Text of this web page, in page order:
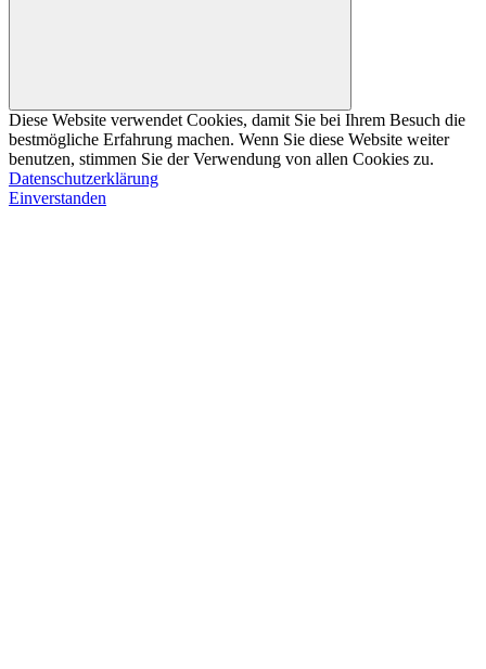
Diese Website verwendet Cookies, damit Sie bei Ihrem Besuch die
bestmögliche Erfahrung machen. Wenn Sie diese Website weiter
benutzen, stimmen Sie der Verwendung von allen Cookies zu.
Datenschutzerklärung
Einverstanden